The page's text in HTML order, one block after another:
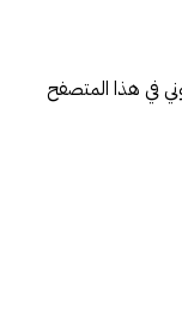
في هذا المتصفح